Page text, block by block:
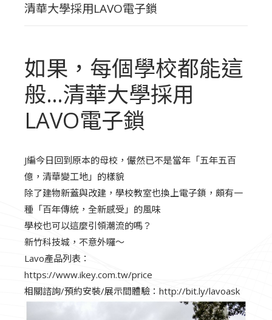
清華大學採用LAVO電子鎖
如果，每個學校都能這
般…清華大學採用
LAVO電子鎖
J編今日回到原本的母校，儼然已不是當年「五年五百
億，清華變工地」的樣貌
除了建物新蓋與改建，學校教室也換上電子鎖，頗有一
種「百年傳統，全新感受」的風味
學校也可以這麼引領潮流的嗎？
新竹科技城，不意外囉～
Lavo產品列表：
https://www.ikey.com.tw/price
相關諮詢/預約安裝/展示間體驗：http://bit.ly/lavoask